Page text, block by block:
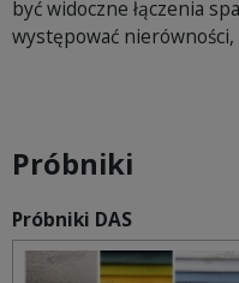
być widoczne łączenia
występować
Próbniki
Próbniki DAS